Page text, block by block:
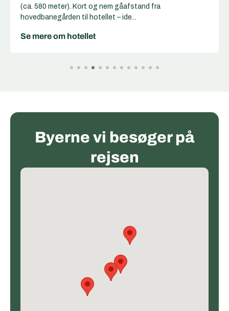
(ca. 580 meter). Kort og nem gåafstand fra
hovedbanegården til hotellet – ide...
Se mere om hotellet
Byerne vi besøger på
rejsen